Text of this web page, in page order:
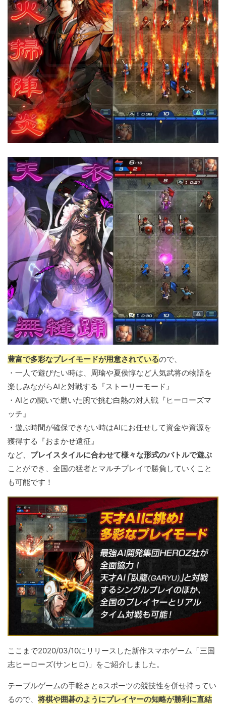
豊富で多彩なプレイモードが用意されているので、
・一人で遊びたい時は、周瑜や夏侯惇など人気武将の物語を
楽しみながらAIと対戦する『ストーリーモード』
・AIとの闘いで磨いた腕で挑む白熱の対人戦『ヒーローズマ
ッチ』
・遊ぶ時間が確保できない時はAIにお任せして資金や資源を
獲得する『おまかせ遠征』
など、 プレイスタイルに合わせて様々な形式のバトルで遊ぶ
ことができ、全国の猛者とマルチプレイで勝負していくこと
も可能です！
ここまで2020/03/10にリリースした新作スマホゲーム「三国
志ヒーローズ(サンヒロ)」をご紹介しました。
テーブルゲームの手軽さとeスポーツの競技性を併せ持ってい
るので、将棋や囲碁のようにプレイヤーの知略が勝利に直結